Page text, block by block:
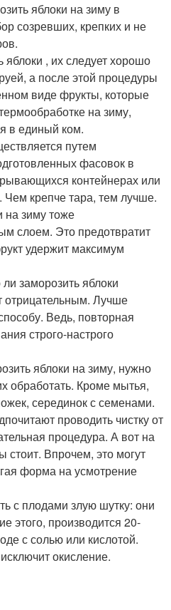
яблоки на зиму в
созревших, крепких и не
яблоки , их следует хорошо
а после этой процедуры
виде фрукты, которые
на зиму,
в единый ком.
путем
фасовок в
контейнерах или
Чем крепче тара, тем лучше.
на зиму тоже
слоем. Это предотвратит
удержит максимум
заморозить яблоки
отрицательным. Лучше
Ведь, повторная
строго-настрого
яблоки на зиму, нужно
обработать. Кроме мытья,
серединок с семенами.
проводить чистку от
процедура. А вот на
стоит. Впрочем, это могут
форма на усмотрение
с плодами злую шутку: они
этого, производится 20-
с солью или кислотой.
окисление.